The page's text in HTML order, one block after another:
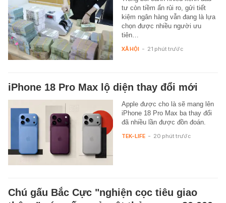
tư còn tiềm ẩn rủi ro, gửi tiết
kiệm ngân hàng vẫn đang là lựa
chọn được nhiều người ưu
tiên…
XÃ HỘI - 21 phút trước
iPhone 18 Pro Max lộ diện thay đổi mới
Apple được cho là sẽ mang lên
iPhone 18 Pro Max ba thay đổi
đã nhiều lần được đồn đoán.
TEK-LIFE - 20 phút trước
Chú gấu Bắc Cực "nghiện cọc tiêu giao